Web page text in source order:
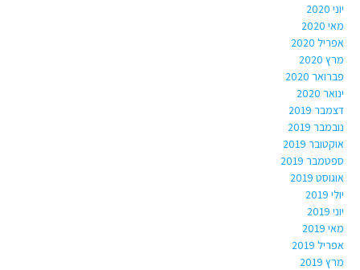
יוני 2020
מאי 2020
אפריל 2020
מרץ 2020
פברואר 2020
ינואר 2020
דצמבר 2019
נובמבר 2019
אוקטובר 2019
ספטמבר 2019
אוגוסט 2019
יולי 2019
יוני 2019
מאי 2019
אפריל 2019
מרץ 2019